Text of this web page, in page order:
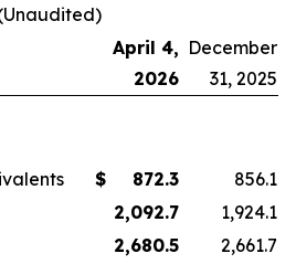
April 4,
2026
December
31, 2025
$ 872.3
856.1
2,092.7
1,924.1
2,680.5
2,661.7